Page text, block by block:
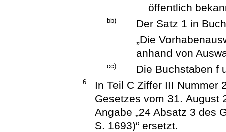
öffentlich
bb)
Der Satz 1 in
„Die
anhand von
cc) Die Buchstaben f
6.
In Teil C Ziffer III Nummer
Gesetzes vom 31. August
Angabe „24 Absatz 3 des
S. 1693)“ ersetzt.